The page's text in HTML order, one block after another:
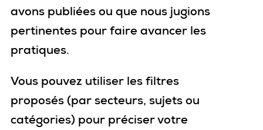
avons publiées ou que nous jugions
pertinentes pour faire avancer les
pratiques.
Vous pouvez utiliser les filtres
proposés(par secteurs, sujets ou
catégories) pour préciser votre